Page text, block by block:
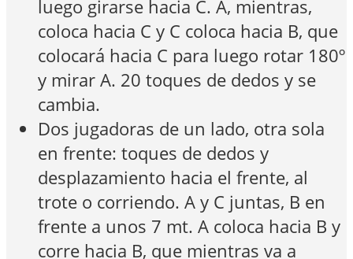
luego girarse hacia C. A, mientras,
coloca hacia C y C coloca hacia B, que
colocará hacia C para luego rotar 180º
y mirar A. 20 toques de dedos y se
cambia.
Dos jugadoras de un lado, otra sola
en frente: toques de dedos y
desplazamiento hacia el frente, al
trote o corriendo. A y C juntas, B en
frente a unos 7 mt. A coloca hacia B y
corre hacia B, que mientras va a